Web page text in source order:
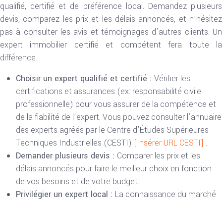
qualifié, certifié et de préférence local. Demandez plusieurs
devis, comparez les prix et les délais annoncés, et n’hésitez
pas à consulter les avis et témoignages d’autres clients. Un
expert immobilier certifié et compétent fera toute la
différence.
Choisir un expert qualifié et certifié : Vérifier les
certifications et assurances (ex: responsabilité civile
professionnelle) pour vous assurer de la compétence et
de la fiabilité de l’expert. Vous pouvez consulter l’annuaire
des experts agréés par le Centre d’Études Supérieures
Techniques Industrielles (CESTI) [Insérer URL CESTI] .
Demander plusieurs devis : Comparer les prix et les
délais annoncés pour faire le meilleur choix en fonction
de vos besoins et de votre budget.
Privilégier un expert local : La connaissance du marché